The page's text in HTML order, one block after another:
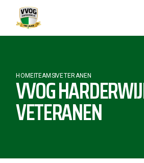
HOMETEAMSVETERANEN
VVOG
VETERANEN